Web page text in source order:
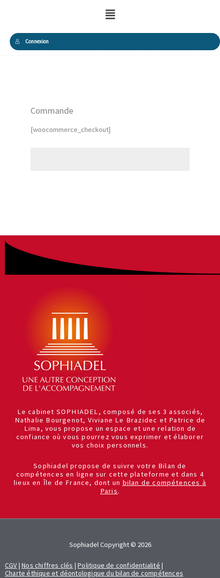
Menu
Connexion
Commande
[woocommerce_checkout]
Le cabinet SOPHIADEL, composé de ses 3 associés,
Nathalie Bourgenot, Viviane Le Brazidec et Patrice de
Lima, vous propose un espace et une relation de
confiance où vous pourrez vous exprimer et élaborer
vos choix personnels.
Sophiadel propose de suivre votre Bilan de
compétences en ligne sur cette plateforme et dans 4
lieux en Île de France, dont un bilan de compétences à
Paris.
Sophiadel Copyright © 2026
CGV |Nos chiffres clés |Politique de confidentialité |
Charte éthique et déontologique du bilan de compétences